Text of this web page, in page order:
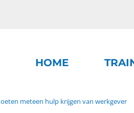
HOME
meteen hulp krijgen van werkgever